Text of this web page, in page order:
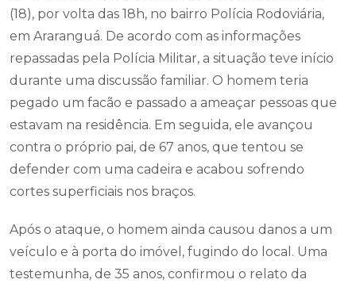
(18), por volta das 18h, no bairro Polícia Rodoviária,
em Araranguá. De acordo com as informações
repassadas pela Polícia Militar, a situação teve início
durante uma discussão familiar. O homem teria
pegado um facão e passado a ameaçar pessoas que
estavam na residência. Em seguida, ele avançou
contra o próprio pai, de 67 anos, que tentou se
defender com uma cadeira e acabou sofrendo
cortes superficiais nos braços.
Após o ataque, o homem ainda causou danos a um
veículo e à porta do imóvel, fugindo do local. Uma
testemunha, de 35 anos, confirmou o relato da